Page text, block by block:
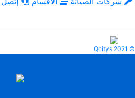
Qcitys 2021 ©